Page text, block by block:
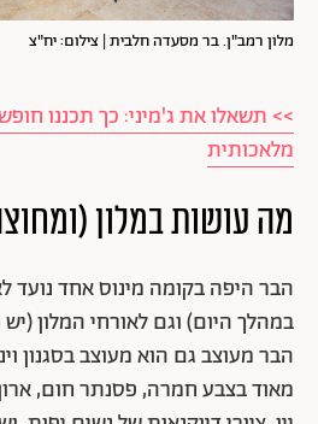
מלון רמב"ן. בר מסעדה חלבית | צילום: יח"צ
>> תשאלו את ג'מיני: כך תכננו
מלאכותית
מה עושות במלון
הבר היפה בקומה מינוס אחד נועד
במהלך היום) וגם לאורחי המלון
הבר מעוצב גם הוא מעוצב בסגנון
מאוד בצבע חמרה, פסנתר חום,